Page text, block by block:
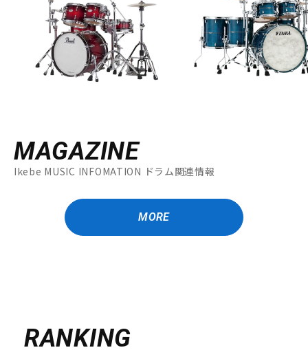
MAGAZINE
Ikebe MUSIC INFOMATION ドラム関連情報
MORE
RANKING